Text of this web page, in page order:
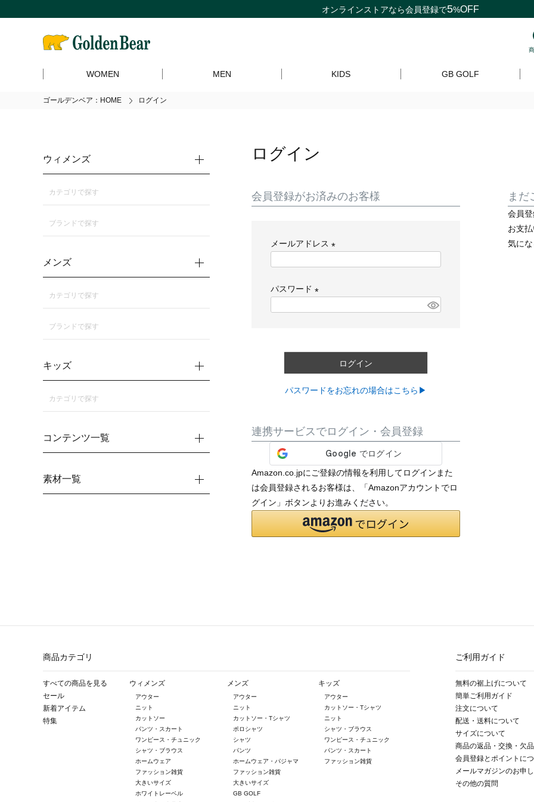
オンラインストアなら会員登録で5%OFF
WOMEN MEN KIDS GB GOLF
ゴールデンベア：HOME ログイン
ログイン
会員登録がお済みのお客様
メールアドレス
パスワード
)
ログイン
パスワードをお忘れの場合はこちら▶
連携サービスでログイン・会員登録
Amazon.co.jpにご登録の情報を利用してログインまた
は会員登録されるお客様は、「Amazonアカウントでロ
グイン」ボタンよりお進みください。
まだ
会員
お支
気に
ウィメンズ
カテゴリで探す
ブランドで探す
メンズ
カテゴリで探す
ブランドで探す
キッズ
カテゴリで探す
コンテンツ一覧
素材一覧
商品カテゴリ
すべての商品を見る
セール
新着アイテム
特集
ウィメンズ
アウター
ニット
カットソー
パンツ・スカート
ワンピース・チュニック
シャツ・ブラウス
ホームウェア
ファッション雑貨
大きいサイズ
ホワイトレーベル
メンズ
アウター
ニット
カットソー・Tシャツ
ポロシャツ
シャツ
パンツ
ホームウェア・パジャマ
ファッション雑貨
大きいサイズ
GB GOLF
キッズ
アウター
カットソー・Tシャツ
ニット
シャツ・ブラウス
ワンピース・チュニック
パンツ・スカート
ファッション雑貨
ご利用ガイド
無料の裾上げについて
簡単ご利用ガイド
注文について
配送・送料について
サイズについて
商品の返品・交換・欠
会員登録とポイントに
メールマガジンのお申
その他の質問